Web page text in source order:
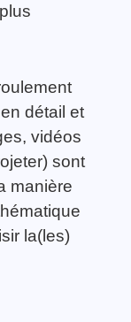
détail et
vidéos
sont
manière
la(les)